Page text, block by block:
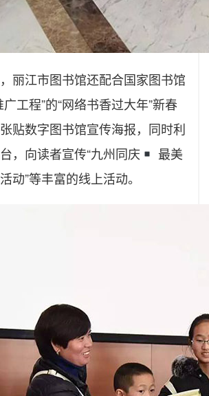
丽江市图书馆还配合国家图书馆
工程”的“网络书香过大年”新春
贴数字图书馆宣传海报，同时利
，向读者宣传“九州同庆
最美
动”等丰富的线上活动。